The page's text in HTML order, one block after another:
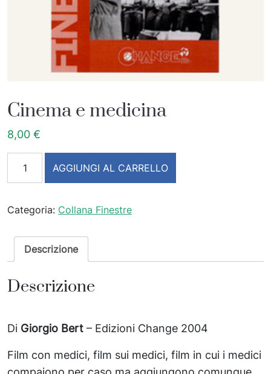
Cinema e medicina
8,00 €
AGGIUNGI AL CARRELLO
Categoria: Collana Finestre
Descrizione
Descrizione
Di Giorgio Bert – Edizioni Change 2004
Film con medici, film sui medici, film in cui i medici